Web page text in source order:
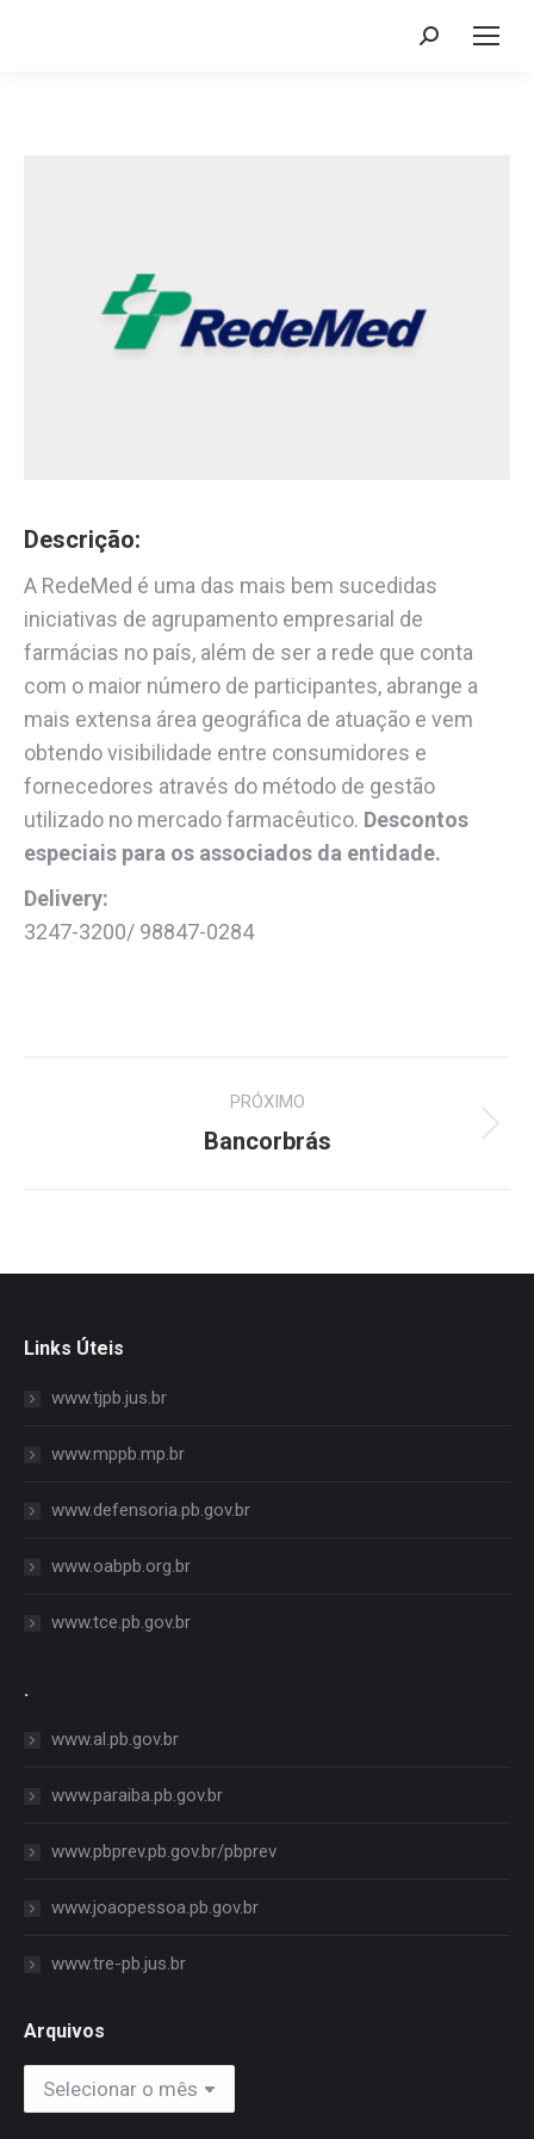
Search:
Descrição:
A RedeMed é uma das mais bem sucedidas
iniciativas de agrupamento empresarial de
farmácias no país, além de ser a rede que conta
com o maior número de participantes, abrange a
mais extensa área geográfica de atuação e vem
obtendo visibilidade entre consumidores e
fornecedores através do método de gestão
utilizado no mercado farmacêutico. Descontos
especiais para os associados da entidade.
Delivery:
3247-3200/ 98847-0284
navigation
PRÓXIMO
Next
Bancorbrás
Links Úteis
www.tjpb.jus.br
www.mppb.mp.br
www.defensoria.pb.gov.br
www.oabpb.org.br
www.tce.pb.gov.br
.
www.al.pb.gov.br
www.paraiba.pb.gov.br
www.pbprev.pb.gov.br/pbprev
www.joaopessoa.pb.gov.br
www.tre-pb.jus.br
Arquivos
Arquivos